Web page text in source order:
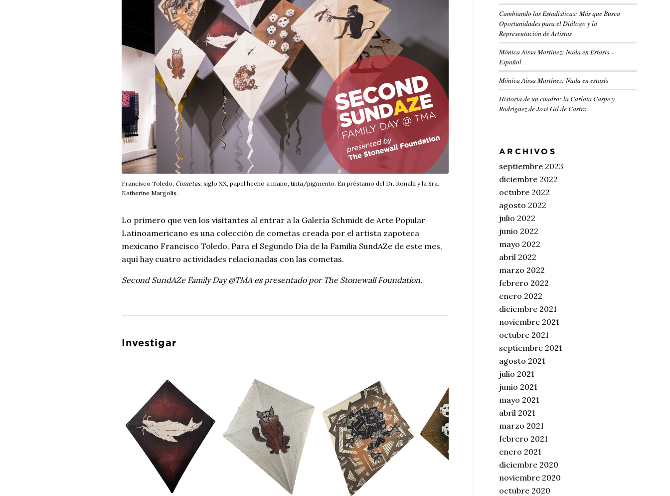
Francisco Toledo, Cometas, siglo XX, papel hecho a mano, tinta/pigmento. En préstamo del Dr. Ronald y la Sra.
Katherine Margolis.
Lo primero que ven los visitantes al entrar a la Galería Schmidt de Arte Popular
Latinoamericano es una colección de cometas creada por el artista zapoteca
mexicano Francisco Toledo. Para el Segundo Día de la Familia SundAZe de este mes,
aquí hay cuatro actividades relacionadas con las cometas.
Second SundAZe Family Day @TMA es presentado por The Stonewall Foundation.
Investigar
Cambiando las Estadísticas: Más que Busca
Oportunidades para el Diálogo y la
Representación de Artistas
Mónica Aissa Martínez: Nada en Estasis –
Español
Mónica Aissa Martínez: Nada en estasis
Historia de un cuadro: la Carlota Caspe y
Rodríguez de José Gil de Castro
ARCHIVOS
septiembre 2023
diciembre 2022
octubre 2022
agosto 2022
julio 2022
junio 2022
mayo 2022
abril 2022
marzo 2022
febrero 2022
enero 2022
diciembre 2021
noviembre 2021
octubre 2021
septiembre 2021
agosto 2021
julio 2021
junio 2021
mayo 2021
abril 2021
marzo 2021
febrero 2021
enero 2021
diciembre 2020
noviembre 2020
octubre 2020